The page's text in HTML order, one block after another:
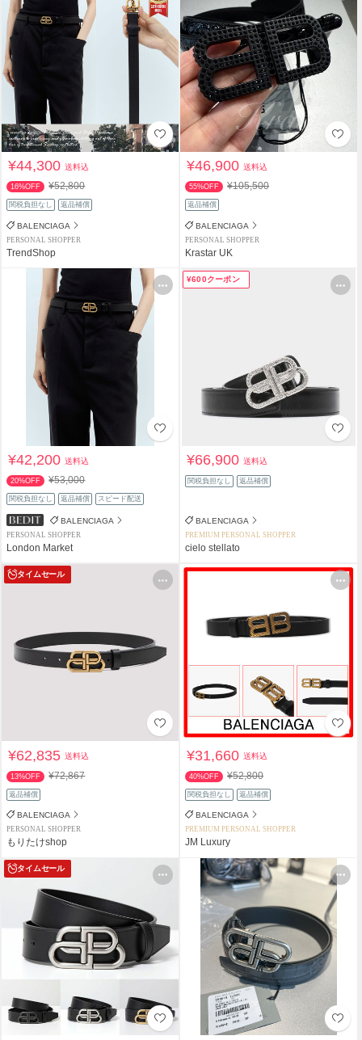
¥44,300送料込
16%OFF ¥52,800
関税負担なし 返品補償
BALENCIAGA
PERSONAL SHOPPER
TrendShop
¥46,900送料込
55%OFF ¥105,500
返品補償
BALENCIAGA
PERSONAL SHOPPER
Krastar UK
¥42,200送料込
20%OFF ¥53,000
関税負担なし 返品補償 スピード配送
BALENCIAGA
PERSONAL SHOPPER
London Market
¥600クーポン
¥66,900送料込
関税負担なし 返品補償
BALENCIAGA
PREMIUM PERSONAL SHOPPER
cielo stellato
タイムセール
¥62,835送料込
13%OFF ¥72,867
返品補償
BALENCIAGA
PERSONAL SHOPPER
もりたけshop
¥31,660送料込
40%OFF ¥52,800
関税負担なし 返品補償
BALENCIAGA
PREMIUM PERSONAL SHOPPER
JM Luxury
タイムセール